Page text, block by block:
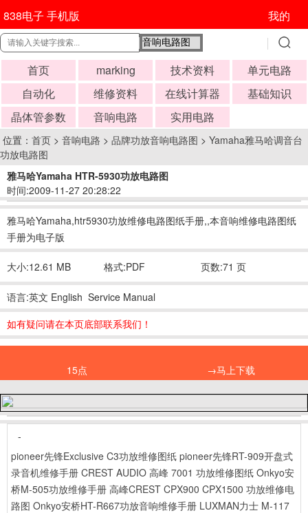
838电子 手机版 我的
首页 marking 技术资料
单元电路
自动化
维修资料 在线计算器
基础知识
晶体管参数
音响电路 实用电路
位置： 首页 > 音响电路 > 品牌功放音响电路图 > Yamaha雅马哈调音台
功放电路图
雅马哈Yamaha HTR-5930功放电路图
时间:2009-11-27 20:28:22
雅马哈Yamaha,htr5930功放维修电路图纸手册,,本音响维修电路图纸
手册为电子版
大小:12.61 MB 格式:PDF 页数:71 页
语言:英文 English Service Manual
如有疑问请在本页底部联系我们！
15点 →马上下载
-
pioneer先锋Exclusive C3功放维修图纸 pioneer先锋RT-909开盘式
录音机维修手册 CREST AUDIO 高峰 7001 功放维修图纸 Onkyo安
桥M-505功放维修手册 高峰CREST CPX900 CPX1500 功放维修电
路图 Onkyo安桥HT-R667功放音响维修手册 LUXMAN力士 M-117